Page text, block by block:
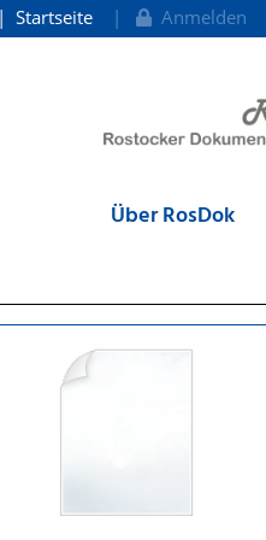
Startseite Anmelden
Über RosDok